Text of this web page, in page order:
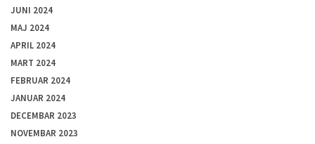
JUNI 2024
MAJ 2024
APRIL 2024
MART 2024
FEBRUAR 2024
JANUAR 2024
DECEMBAR 2023
NOVEMBAR 2023